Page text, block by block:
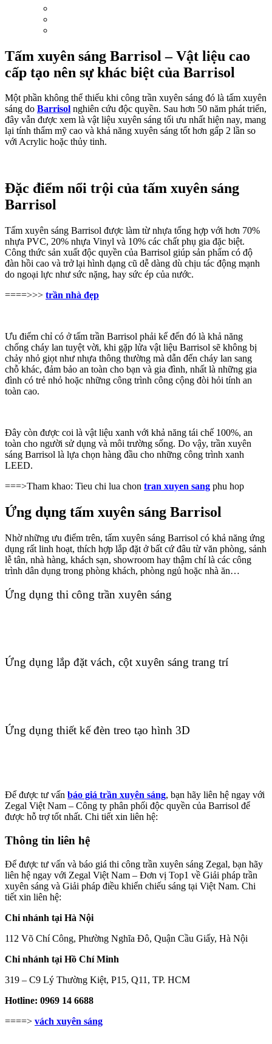
Tấm xuyên sáng Barrisol – Vật liệu cao
cấp tạo nên sự khác biệt của Barrisol
Một phần không thể thiếu khi công trần xuyên sáng đó là tấm xuyên
sáng do Barrisol nghiên cứu độc quyền. Sau hơn 50 năm phát triển,
đây vẫn được xem là vật liệu xuyên sáng tối ưu nhất hiện nay, mang
lại tính thẩm mỹ cao và khả năng xuyên sáng tốt hơn gấp 2 lần so
vớiAcrylic hoặc thủy tinh.
Đặc điểm nổi trội của tấm xuyên sáng
Barrisol
Tấm xuyên sáng Barrisol được làm từ nhựa tổng hợp với hơn 70%
nhựa PVC, 20% nhựa Vinyl và 10% các chất phụ gia đặc biệt.
Công thức sản xuất độc quyền của Barrisol giúp sản phẩm có độ
đàn hồi cao và trở lại hình dạng cũ dễ dàng dù chịu tác động mạnh
do ngoại lực như sức nặng, hay sức ép của nước.
====>>> trần nhà đẹp
Ưu điểm chỉ có ở tấm trần Barrisol phải kể đến đó là khả năng
chống cháy lan tuyệt vời, khi gặp lửa vật liệu Barrisol sẽ không bị
chảy nhỏ giọt như nhựa thông thường mà dẫn đến cháy lan sang
chỗ khác, đảm bảo an toàn cho bạn và gia đình, nhất là những gia
đình có trẻ nhỏ hoặc những công trình công cộng đòi hỏi tính an
toàn cao.
Đây còn được coi là vật liệu xanh với khả năng tái chế 100%, an
toàn cho người sử dụng và môi trường sống. Do vậy, trần xuyên
sáng Barrisol là lựa chọn hàng đầu cho những công trình xanh
LEED.
===>Tham khao: Tieu chi lua chon tran xuyen sang phu hop
Ứng dụng tấm xuyên sáng Barrisol
Nhờ những ưu điểm trên, tấm xuyên sáng Barrisol có khả năng ứng
dụng rất linh hoạt, thích hợp lắp đặt ở bất cứ đâu từ văn phòng, sảnh
lễ tân, nhà hàng, khách sạn, showroom hay thậm chí là các công
trình dân dụng trong phòng khách, phòng ngủ hoặc nhà ăn…
Ứng dụng thi công trần xuyên sáng
Ứng dụng lắp đặt vách, cột xuyên sáng trang trí
Ứng dụng thiết kế đèn treo tạo hình 3D
Để được tư vấn báo giá trần xuyên sáng, bạn hãy liên hệ ngay với
Zegal Việt Nam – Công ty phân phối độc quyền của Barrisol để
được hỗ trợ tốt nhất. Chi tiết xin liên hệ:
Thông tin liên hệ
Để được tư vấn và báo giá thi công trần xuyên sáng Zegal, bạn hãy
liên hệ ngay với Zegal Việt Nam – Đơn vị Top1 về Giải pháp trần
xuyên sáng và Giải pháp điều khiển chiếu sáng tại Việt Nam. Chi
tiết xin liên hệ:
Chi nhánh tại Hà Nội
112 Võ Chí Công, Phường Nghĩa Đô, Quận Cầu Giấy, Hà Nội
Chi nhánh tại Hồ Chí Minh
319 – C9 Lý Thường Kiệt, P15, Q11, TP. HCM
Hotline: 0969 14 6688
====> vách xuyên sáng